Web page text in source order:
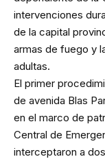
intervenciones
de la capital
armas de fuego y
adultas.
El primer
de avenida Blas
en el marco de
Central de
interceptaron a